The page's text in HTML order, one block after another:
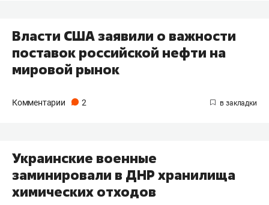
Власти США заявили о важности
поставок российской нефти на
мировой рынок
Комментарии 2
Украинские военные
заминировали в ДНР хранилища
химических отходов